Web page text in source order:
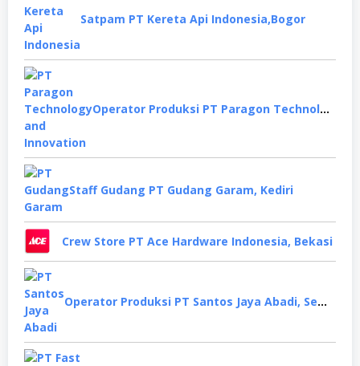
Satpam PT Kereta Api Indonesia,Bogor
Operator Produksi PT Paragon Technology and Innovation, Tangerang
Staff Gudang PT Gudang Garam, Kediri
Crew Store PT Ace Hardware Indonesia, Bekasi
Operator Produksi PT Santos Jaya Abadi, Semarang